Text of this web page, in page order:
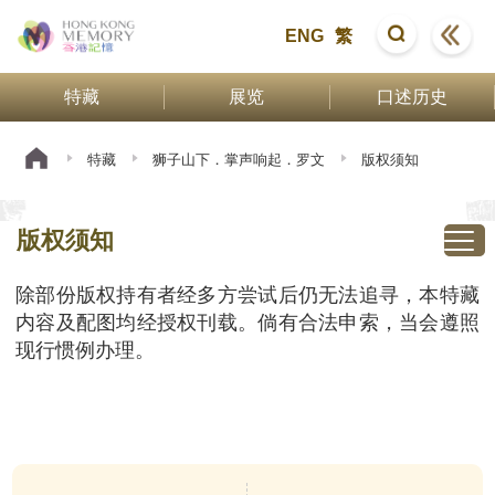
ENG 繁
特藏 展览 口述历史
特藏 狮子山下．掌声响起．罗文 版权须知
版权须知
除部份版权持有者经多方尝试后仍无法追寻，本特藏
内容及配图均经授权刊载。倘有合法申索，当会遵照
现行惯例办理。